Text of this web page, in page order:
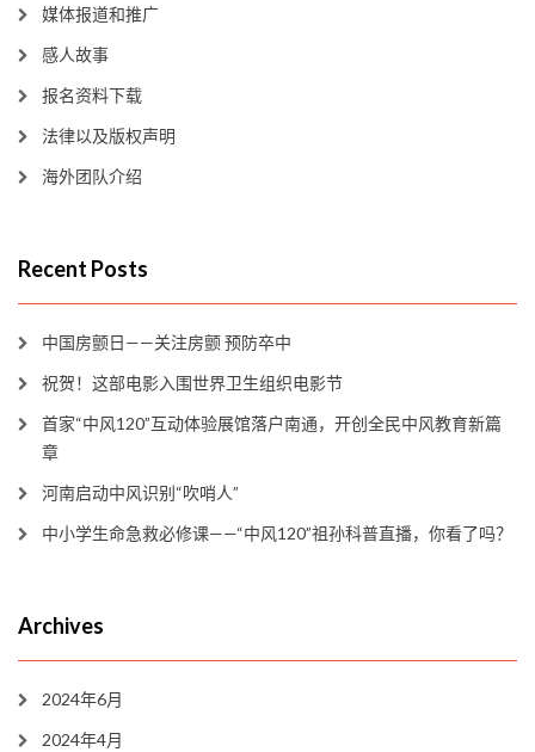
媒体报道和推广
感人故事
报名资料下载
法律以及版权声明
海外团队介绍
Recent Posts
中国房颤日——关注房颤 预防卒中
祝贺！这部电影入围世界卫生组织电影节
首家“中风120”互动体验展馆落户南通，开创全民中风教育新篇
章
河南启动中风识别“吹哨人”
中小学生命急救必修课——“中风120”祖孙科普直播，你看了吗？
Archives
2024年6月
2024年4月